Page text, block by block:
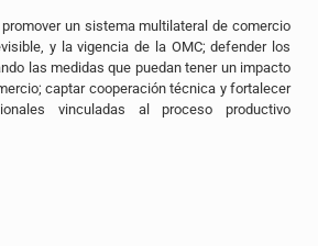
un sistema multilateral de comercio
y la vigencia de la OMC; defender los
las medidas que puedan tener un impacto
captar cooperación técnica y fortalecer
vinculadas al proceso productivo